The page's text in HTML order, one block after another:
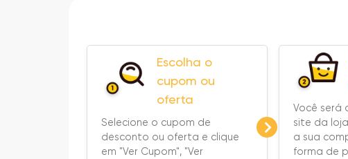
Escolha o
cupom ou
oferta
Selecione o cupom de
desconto ou oferta e clique
em "Ver Cupom", "Ver
Você será
site da
a sua
forma de